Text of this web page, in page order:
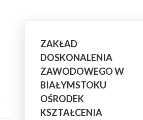
ZAKŁAD
DOSKONALENIA
ZAWODOWEGO W
BIAŁYMSTOKU
OŚRODEK
KSZTAŁCENIA